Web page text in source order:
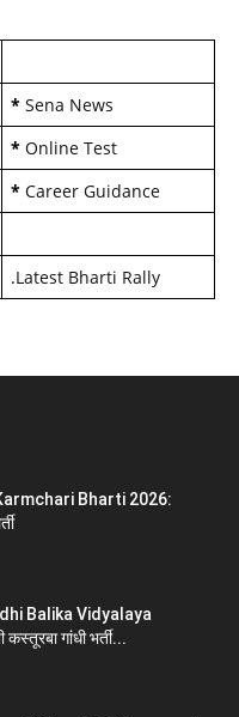
* Sena News
* Online Test
* Career Guidance
.Latest Bharti Rally
Bharti 2026:
Balika Vidyalaya
गांधी भर्ती...